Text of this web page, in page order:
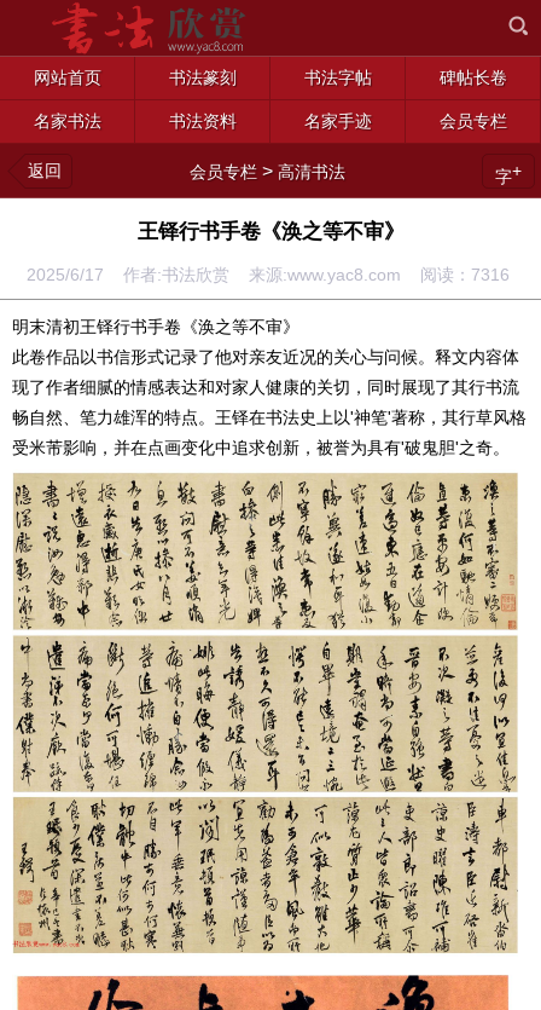
网站首页 书法篆刻 书法字帖 碑帖长卷
名家书法 书法资料 名家手迹 会员专栏
返回 会员专栏 >高清书法 字+
王铎行书手卷《涣之等不审》
2025/6/17 作者:书法欣赏 来源:www.yac8.com 阅读： 7316
明末清初王铎行书手卷《涣之等不审》
此卷作品以书信形式记录了他对亲友近况的关心与问候。释文内容体
现了作者细腻的情感表达和对家人健康的关切，同时展现了其行书流
畅自然、笔力雄浑的特点。王铎在书法史上以'神笔'著称，其行草风格
受米芾影响，并在点画变化中追求创新，被誉为具有'破鬼胆'之奇。